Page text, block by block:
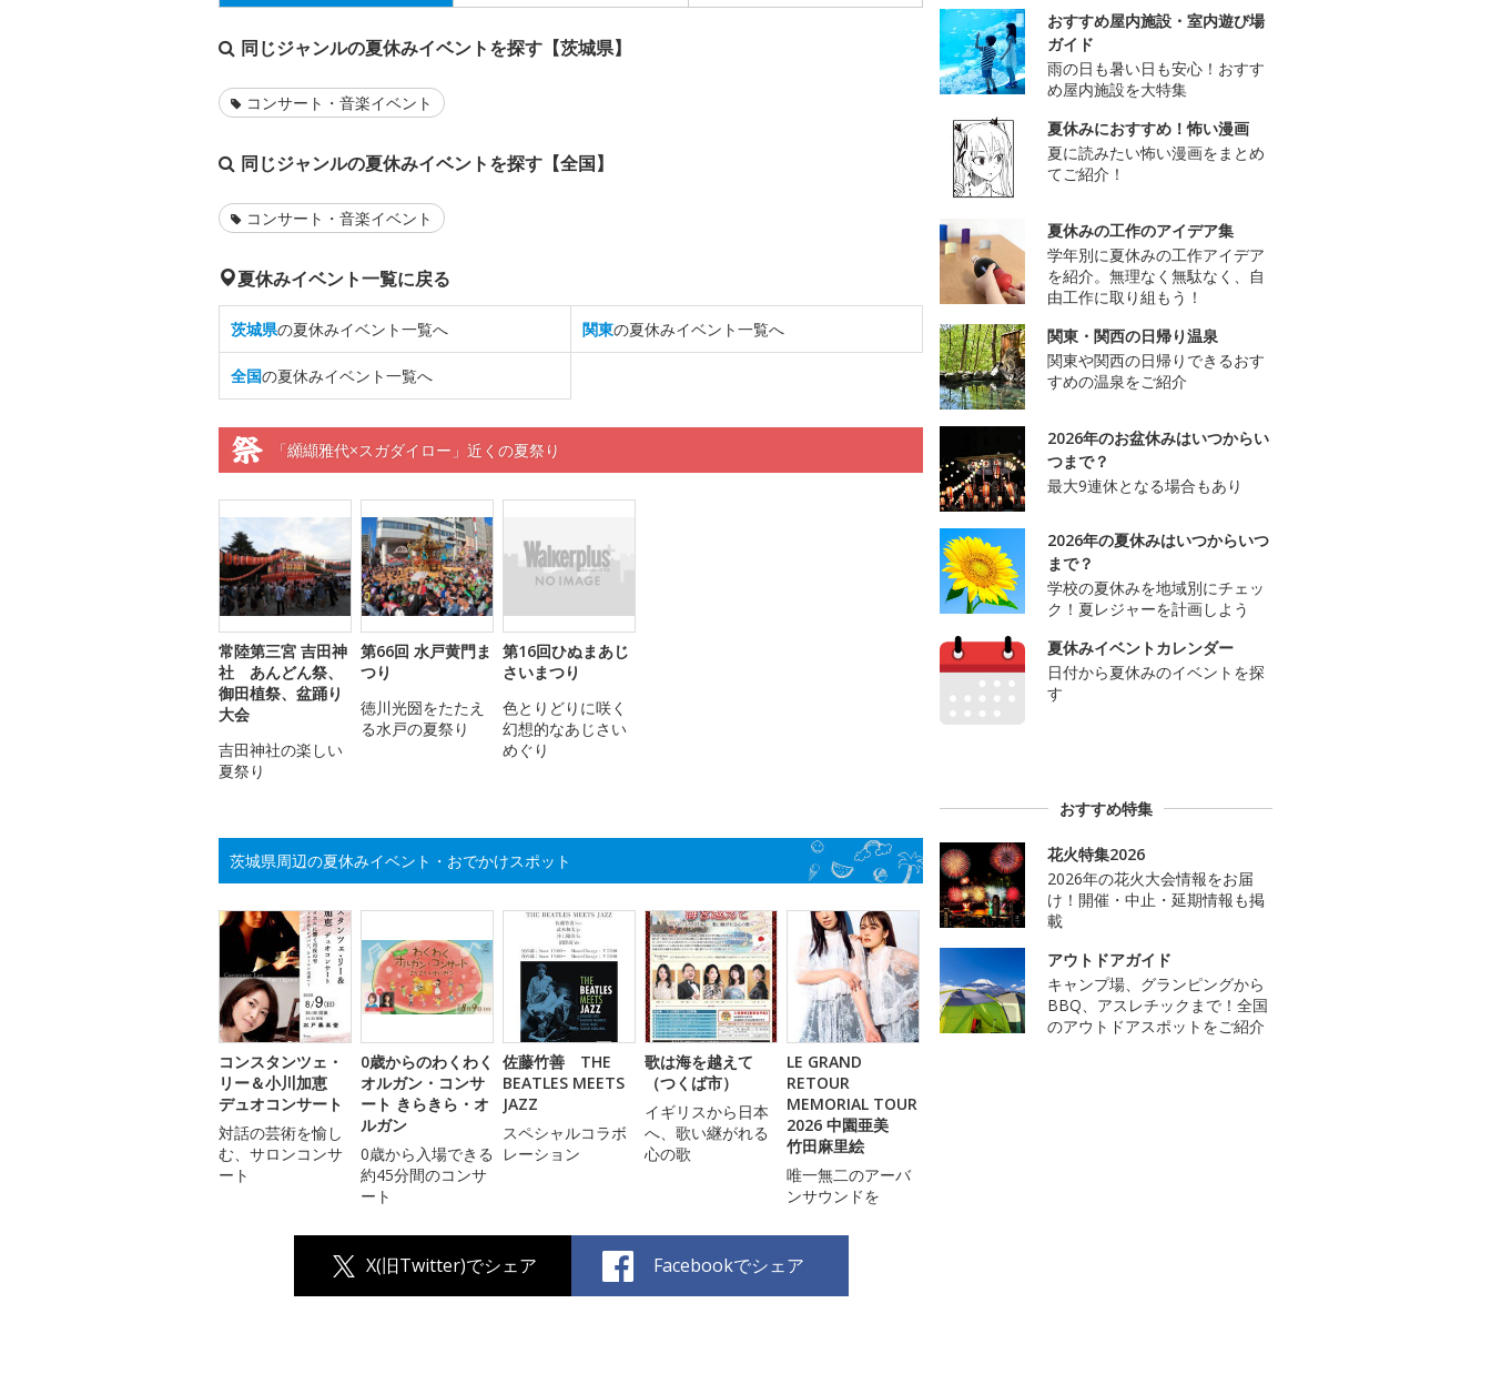
同じジャンルの夏休みイベントを探す【茨城県】
コンサート・音楽イベント
同じジャンルの夏休みイベントを探す【全国】
コンサート・音楽イベント
夏休みイベント一覧に戻る
茨城県の夏休みイベント一覧へ 関東の夏休みイベント一覧へ
全国の夏休みイベント一覧へ
「纐纈雅代×スガダイロー」近くの夏祭り
常陸第三宮 吉田神
社 あんどん祭、
御田植祭、盆踊り
大会
吉田神社の楽しい
夏祭り
第66回 水戸黄門ま
つり
徳川光圀をたたえ
る水戸の夏祭り
第16回ひぬまあじ
さいまつり
色とりどりに咲く
幻想的なあじさい
めぐり
茨城県周辺の夏休みイベント・おでかけスポット
コンスタンツェ・
リー＆小川加恵
デュオコンサート
対話の芸術を愉し
む、サロンコンサ
ート
0歳からのわくわく
オルガン・コンサ
ート きらきら・オ
ルガン
0歳から入場できる
約45分間のコンサ
ート
佐藤竹善 THE
BEATLES MEETS
JAZZ
スペシャルコラボ
レーション
歌は海を越えて
（つくば市）
イギリスから日本
へ、歌い継がれる
心の歌
LE GRAND
RETOUR
MEMORIAL TOUR
2026 中園亜美
竹田麻里絵
唯一無二のアーバ
ンサウンドを
X(旧Twitter)でシェア Facebookでシェア
おすすめ屋内施設・室内遊び場
ガイド
雨の日も暑い日も安心！おすす
め屋内施設を大特集
夏休みにおすすめ！怖い漫画
夏に読みたい怖い漫画をまとめ
てご紹介！
夏休みの工作のアイデア集
学年別に夏休みの工作アイデア
を紹介。無理なく無駄なく、自
由工作に取り組もう！
関東・関西の日帰り温泉
関東や関西の日帰りできるおす
すめの温泉をご紹介
2026年のお盆休みはいつからい
つまで？
最大9連休となる場合もあり
2026年の夏休みはいつからいつ
まで？
学校の夏休みを地域別にチェッ
ク！夏レジャーを計画しよう
夏休みイベントカレンダー
日付から夏休みのイベントを探
す
おすすめ特集
花火特集2026
2026年の花火大会情報をお届
け！開催・中止・延期情報も掲
載
アウトドアガイド
キャンプ場、グランピングから
BBQ、アスレチックまで！全国
のアウトドアスポットをご紹介